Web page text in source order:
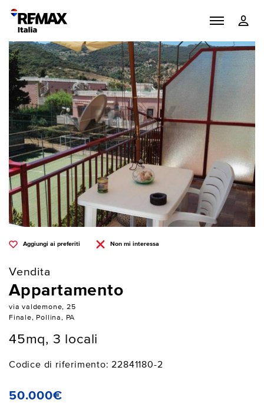
Aggiungi ai preferiti Non mi interessa
Vendita
Appartamento
via valdemone, 25
Finale, Pollina, PA
45mq, 3 locali
Codice di riferimento: 22841180-2
50.000€